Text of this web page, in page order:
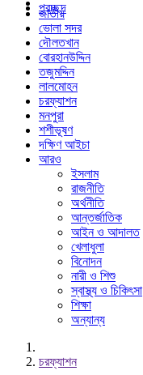
প্রচ্ছদ
জাতীয়
ভোলা সদর
দৌলতখান
বোরহানউদ্দিন
তজুমদ্দিন
লালমোহন
চরফ্যাশন
মনপুরা
শশীভূষণ
দক্ষিণ আইচা
আরও
ইসলাম
রাজনীতি
অর্থনীতি
আন্তর্জাতিক
আইন ও আদালত
খেলাধুলা
বিনোদন
নারী ও শিশু
স্বাস্থ্য ও চিকিৎসা
শিক্ষা
অন্যান্য
চরফ্যাশন